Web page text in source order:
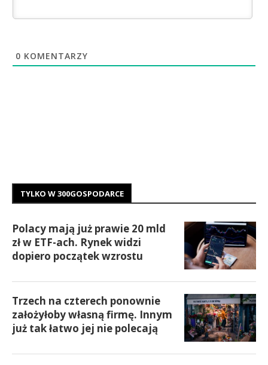
0 KOMENTARZY
TYLKO W 300GOSPODARCE
Polacy mają już prawie 20 mld
zł w ETF-ach. Rynek widzi
dopiero początek wzrostu
Trzech na czterech ponownie
założyłoby własną firmę. Innym
już tak łatwo jej nie polecają